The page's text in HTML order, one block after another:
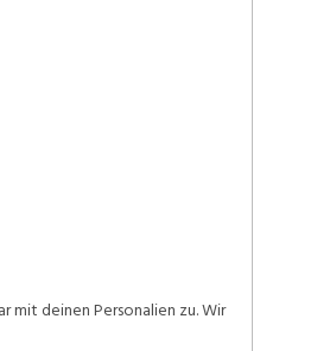
mit deinen Personalien zu. Wir